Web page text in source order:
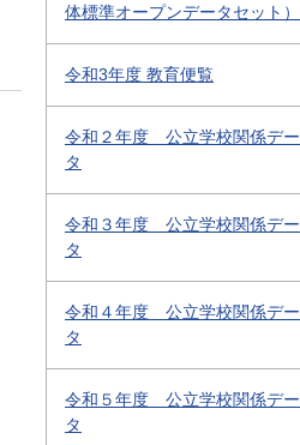
体標準オープンデータセット）
令和3年度 教育便覧
令和２年度 公立学校関係デー
タ
令和３年度 公立学校関係デー
タ
令和４年度 公立学校関係デー
タ
令和５年度 公立学校関係デー
タ